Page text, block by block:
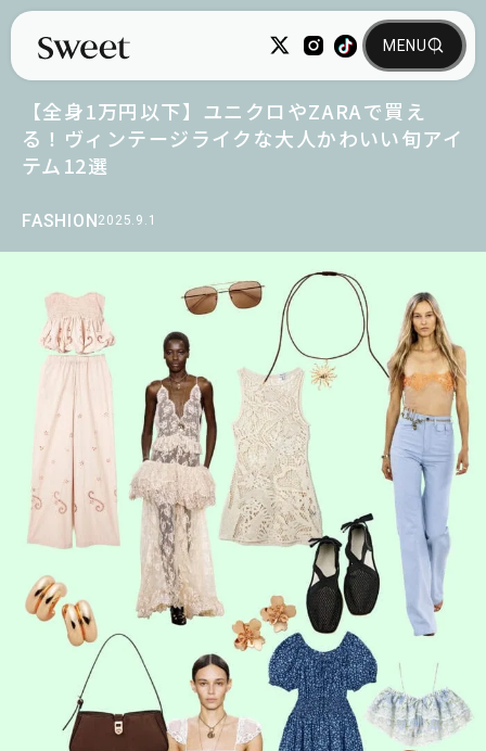
FASHION2025.9.1
【全身1万円以下】ユニクロやZARAで買え
る！ヴィンテージライクな大人かわいい旬アイ
テム12選